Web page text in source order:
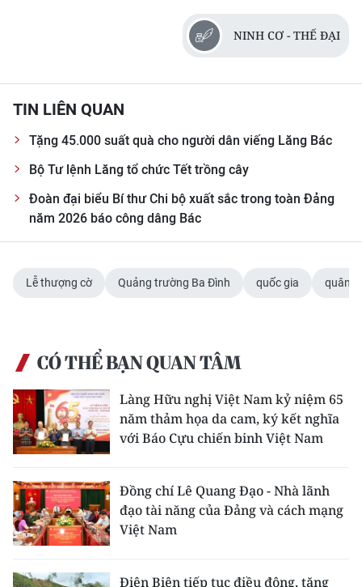
NINH CƠ - THẾ ĐẠI
TIN LIÊN QUAN
Tặng 45.000 suất quà cho người dân viếng Lăng Bác
Bộ Tư lệnh Lăng tổ chức Tết trồng cây
Đoàn đại biểu Bí thư Chi bộ xuất sắc trong toàn Đảng
năm 2026 báo công dâng Bác
Lễ thượng cờ Quảng trường Ba Đình quốc gia quân
CÓ THỂ BẠN QUAN TÂM
Làng Hữu nghị Việt Nam kỷ niệm 65
năm thảm họa da cam, ký kết nghĩa
với Báo Cựu chiến binh Việt Nam
Đồng chí Lê Quang Đạo - Nhà lãnh
đạo tài năng của Đảng và cách mạng
Việt Nam
Điện Biên tiếp tục điều động, tăng